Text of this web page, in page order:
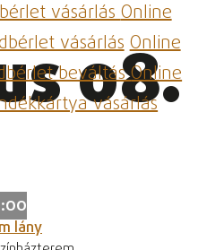
vásárlásOnline
vásárlásOnline
beváltásOnline
vásárlás
08.
lány